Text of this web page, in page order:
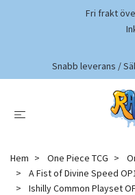
Fri frakt
Snabb leverans /
Hem One Piece TCG
A Fist of Divine Speed
Ishilly Common Playset